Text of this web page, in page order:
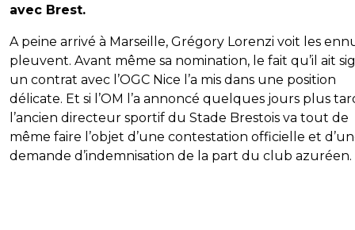
avec Brest.
A peine arrivé à Marseille, Grégory Lorenzi voit les
pleuvent. Avant même sa nomination, le fait qu’il ait
un contrat avec l’OGC Nice l’a mis dans une position
délicate. Et si l’OM l’a annoncé quelques jours plus
l’ancien directeur sportif du Stade Brestois va tout de
même faire l’objet d’une contestation officielle et
demande d’indemnisation de la part du club azuréen.